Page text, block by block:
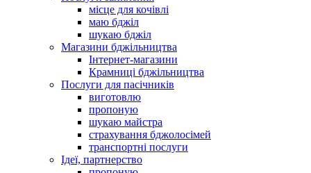
місце для кочівлі
маю бджіл
шукаю бджіл
Магазини бджільництва
Інтернет-магазини
Крамниці бджільництва
Послуги для пасічників
виготовлю
пропоную
шукаю майстра
страхування бджолосімей
транспортні послуги
Ідеї, партнерство